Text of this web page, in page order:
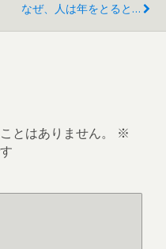
なぜ、人は年をとると…
とはありません。
※